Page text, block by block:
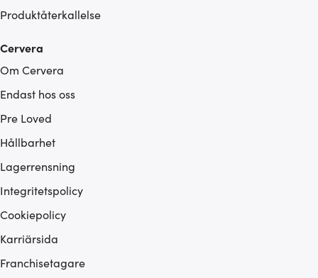
Produktåterkallelse
Cervera
Om Cervera
Endast hos oss
Pre Loved
Hållbarhet
Lagerrensning
Integritetspolicy
Cookiepolicy
Karriärsida
Franchisetagare